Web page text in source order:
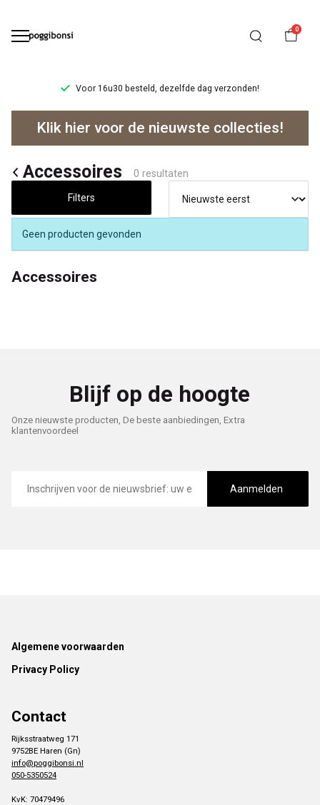
0
Voor 16u30 besteld, dezelfde dag verzonden!
Accessoires
Poggibonsi
Klik hier voor de nieuwste collecties!
Accessoires 0 resultaten
Filters
Geen producten gevonden
Accessoires
Blijf op de hoogte
Onze nieuwste producten, De beste aanbiedingen, Extra
klantenvoordeel
mailadres
Aanmelden
Footer
Algemene voorwaarden
Privacy Policy
Contact
Rijksstraatweg 171
9752BE Haren (Gn)
info@poggibonsi.nl
050-5350524
KvK: 70479496